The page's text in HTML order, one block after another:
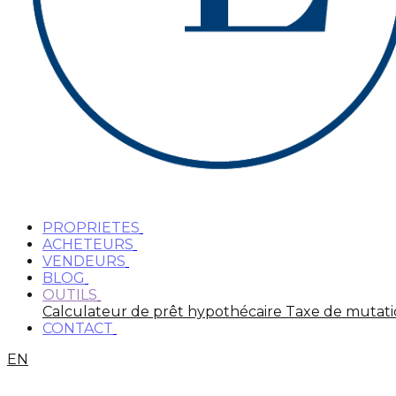
PROPRIETES
ACHETEURS
VENDEURS
BLOG
OUTILS
Calculateur de prêt hypothécaire Taxe de
CONTACT
EN